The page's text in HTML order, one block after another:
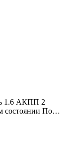
1.6 АКПП 2
состоянии По…